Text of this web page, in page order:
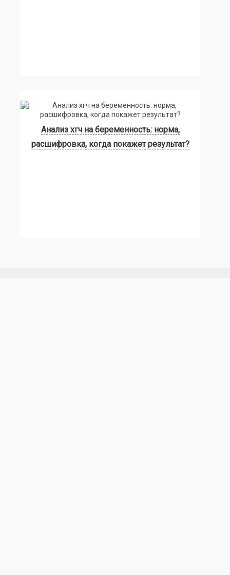
Анализ хгч на беременность: норма,
расшифровка, когда покажет результат?